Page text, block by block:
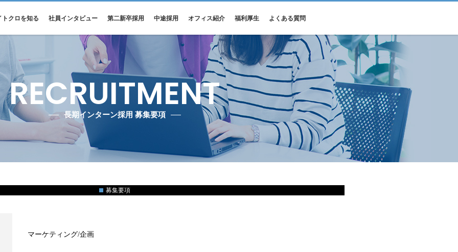
トクロを知る 社員インタビュー 第二新卒採用 中途採用 オフィス紹介 福利厚生 よくある質問
RECRUITMENT
長期インターン採用 募集要項
募集要項
マーケティング/企画